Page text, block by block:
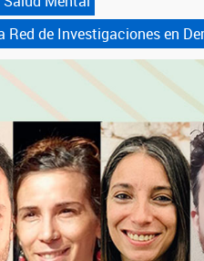
Red de Investigaciones en